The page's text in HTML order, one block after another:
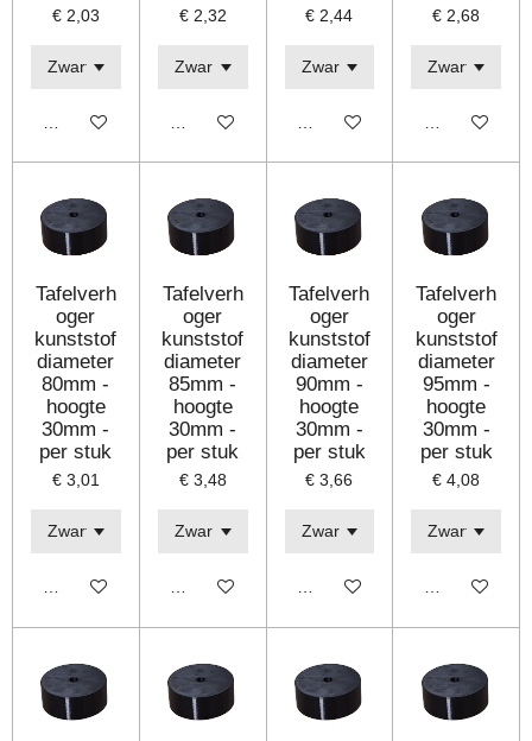
€ 2,03
Bekijk details
€ 2,32
Bekijk details
€ 2,44
Bekijk details
€ 2,68
Bekijk details
Tafelverh
oger
kunststof
diameter
80mm -
hoogte
30mm -
per stuk
€ 3,01
Bekijk details
Tafelverh
oger
kunststof
diameter
85mm -
hoogte
30mm -
per stuk
€ 3,48
Bekijk details
Tafelverh
oger
kunststof
diameter
90mm -
hoogte
30mm -
per stuk
€ 3,66
Bekijk details
Tafelverh
oger
kunststof
diameter
95mm -
hoogte
30mm -
per stuk
€ 4,08
Bekijk details